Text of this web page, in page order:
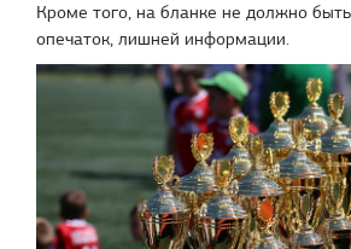
Кроме того, на бланке не должно
опечаток, лишней информации.